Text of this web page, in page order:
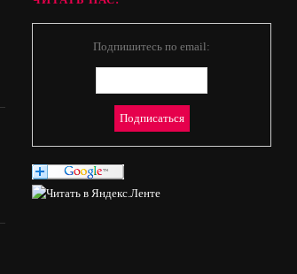
Подпишитесь по email: